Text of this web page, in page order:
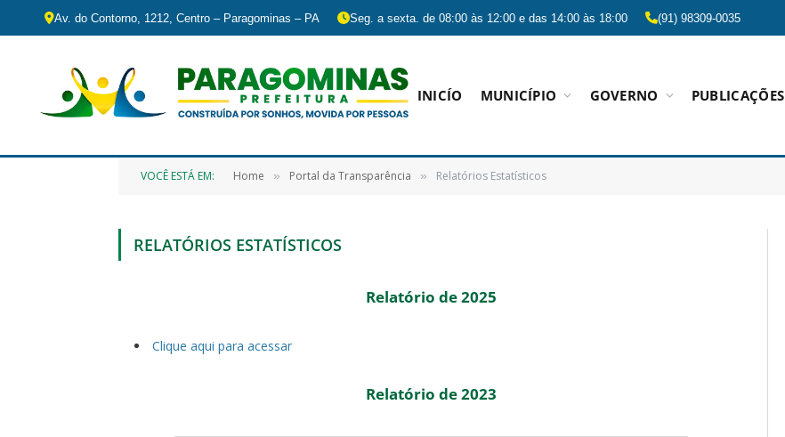
Av. do Contorno, 1212, Centro – Paragominas – PA Seg. a sexta. de 08:00 às 12:00 e das 14:00 às 18:00 (91) 98309-0035
INICÍO MUNICÍPIO GOVERNO PUBLICAÇÕES
VOCÊ ESTÁ EM: Home » Portal da Transparência » Relatórios Estatísticos
RELATÓRIOS ESTATÍSTICOS
Relatório de 2025
Clique aqui para acessar
Relatório de 2023